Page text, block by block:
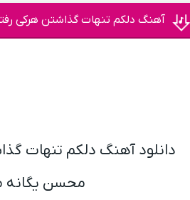
آهنگ دلکم تنهات گذاشتن هرکی
دانلود آهنگ دلکم تنهات
محسن یگانه